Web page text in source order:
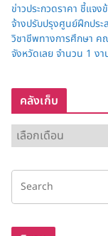
ข่าวประกวดราคา ชี้แจง
จ้างปรับปรุงศูนย์ฝึกปร
วิชาชีพทางการศึกษา ค
จังหวัดเลย จำนวน 1 ง
คลังเก็บ
ลั
ง
ก็